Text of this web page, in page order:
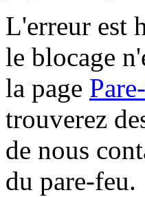
L'erreur est
le blocage
la page
trouverez
de nous
du pare-feu.